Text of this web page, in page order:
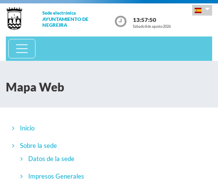
Sede electrónica
AYUNTAMIENTO DE
NEGREIRA
13:57:50
Sábado 8 de agosto 2026
Mapa Web
Inicio
Sobre la sede
Datos de la sede
Impresos Generales